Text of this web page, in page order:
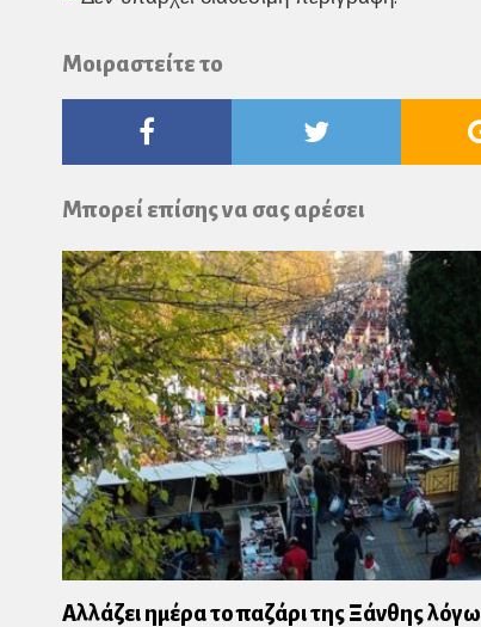
Μοιραστείτε το
Twitter
Μπορεί επίσης να σας αρέσει
Αλλάζει ημέρα το παζάρι της Ξάνθης λόγω